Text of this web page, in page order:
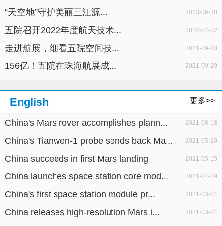
“天空地”守护美丽三江源... 2023-06-30
五院召开2022年度航天技术... 2022-04-02
走进航展，细看五院空间技... 2021-09-30
156亿！五院在珠海航展成... 2021-09-29
English 更多>>
China's Mars rover accomplishes plann... 2021-08-18
China's Tianwen-1 probe sends back Ma... 2021-05-20
China succeeds in first Mars landing 2021-05-15
China launches space station core mod... 2021-04-29
China's first space station module pr... 2021-03-04
China releases high-resolution Mars i... 2021-03-04